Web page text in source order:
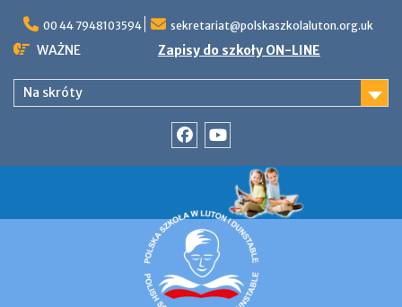
content
00 44 7948103594 sekretariat@polskaszkolaluton.org.uk
WAŻNE Zapisy do szkoły ON-LINE
Na skróty